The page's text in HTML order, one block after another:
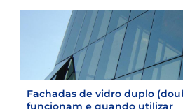
Fachadas de vidro duplo
funcionam e quando utilizar